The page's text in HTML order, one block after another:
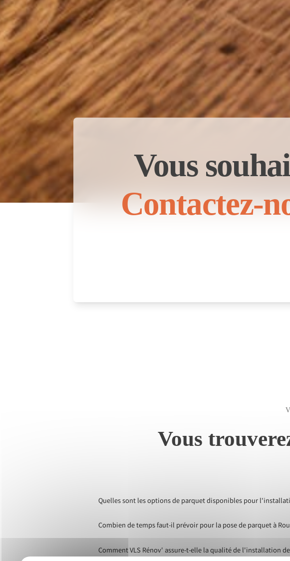
Vous
Contactez-
Vous
Quelles sont les options de parquet disponibles pour
Combien de temps faut-il prévoir pour la pose de parquet à
Comment VLS Rénov' assure-t-elle la qualité de l'installation